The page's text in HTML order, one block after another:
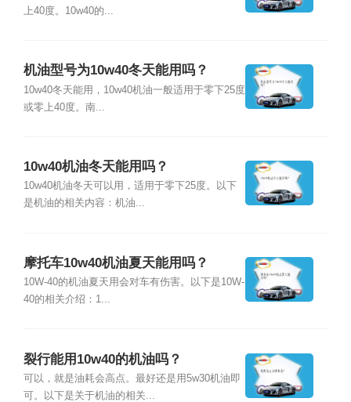
上40度。10w40的...
机油型号为10w40冬天能用吗？
10w40冬天能用，10w40机油一般适用于零下25度
或零上40度。南...
10w40机油冬天能用吗？
10w40机油冬天可以用，适用于零下25度。以下
是机油的相关内容：机油...
摩托车10w40机油夏天能用吗？
10W-40的机油夏天用会对车有伤害。以下是10W-
40的相关介绍：1...
裂行能用10w40的机油吗？
可以，就是油耗会高点。最好还是用5w30机油即
可。以下是关于机油的相关...